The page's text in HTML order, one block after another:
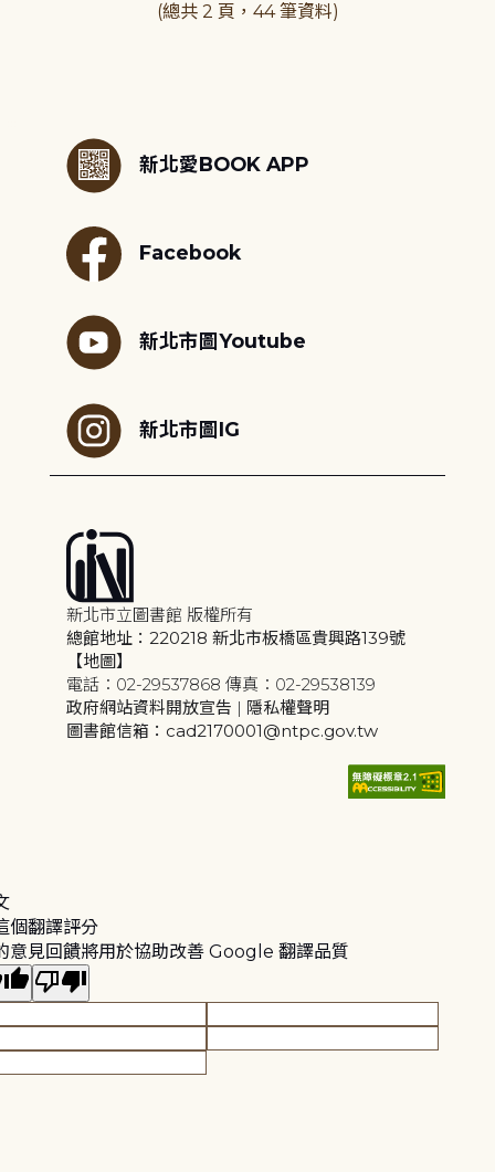
(總共 2 頁，44 筆資料)
新北愛BOOK APP
Facebook
新北市圖Youtube
新北市圖IG
新北市立圖書館 版權所有
總館地址：220218 新北市板橋區貴興路139號
【地圖】
電話：02-29537868 傳真：02-29538139
政府網站資料開放宣告 | 隱私權聲明
圖書館信箱：cad2170001@ntpc.gov.tw
個翻譯評分
意見回饋將用於協助改善 Google 翻譯品質